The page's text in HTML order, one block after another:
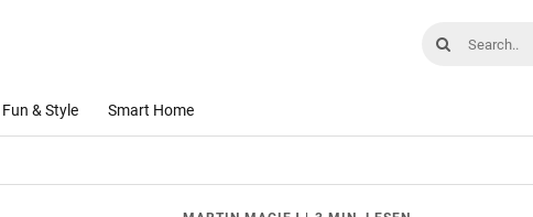
Fun & Style Smart Home